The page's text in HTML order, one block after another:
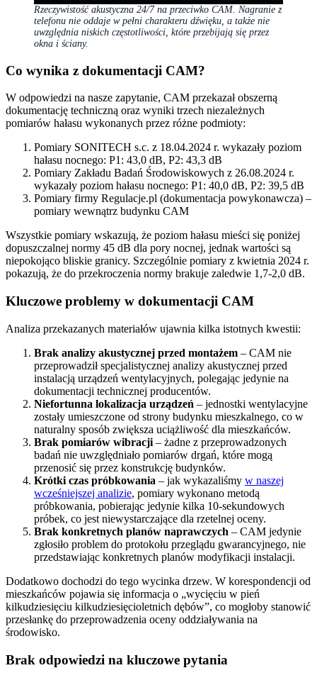
Rzeczywistość akustyczna 24/7 na przeciwko CAM. Nagranie z
telefonu nie oddaje w pełni charakteru dźwięku, a także nie
uwzględnia niskich częstotliwości, które przebijają się przez
okna i ściany.
Co wynika z dokumentacji CAM?
W odpowiedzi na nasze zapytanie, CAM przekazał obszerną
dokumentację techniczną oraz wyniki trzech niezależnych
pomiarów hałasu wykonanych przez różne podmioty:
Pomiary SONITECH s.c. z 18.04.2024 r. wykazały poziom
hałasu nocnego: P1: 43,0 dB, P2: 43,3 dB
Pomiary Zakładu Badań Środowiskowych z 26.08.2024 r.
wykazały poziom hałasu nocnego: P1: 40,0 dB, P2: 39,5 dB
Pomiary firmy Regulacje.pl (dokumentacja powykonawcza) –
pomiary wewnątrz budynku CAM
Wszystkie pomiary wskazują, że poziom hałasu mieści się poniżej
dopuszczalnej normy 45 dB dla pory nocnej, jednak wartości są
niepokojąco bliskie granicy. Szczególnie pomiary z kwietnia 2024 r.
pokazują, że do przekroczenia normy brakuje zaledwie 1,7-2,0 dB.
Kluczowe problemy w dokumentacji CAM
Analiza przekazanych materiałów ujawnia kilka istotnych kwestii:
Brak analizy akustycznej przed montażem – CAM nie
przeprowadził specjalistycznej analizy akustycznej przed
instalacją urządzeń wentylacyjnych, polegając jedynie na
dokumentacji technicznej producentów.
Niefortunna lokalizacja urządzeń – jednostki wentylacyjne
zostały umieszczone od strony budynku mieszkalnego, co w
naturalny sposób zwiększa uciążliwość dla mieszkańców.
Brak pomiarów wibracji – żadne z przeprowadzonych
badań nie uwzględniało pomiarów drgań, które mogą
przenosić się przez konstrukcję budynków.
Krótki czas próbkowania – jak wykazaliśmy w naszej
wcześniejszej analizie, pomiary wykonano metodą
próbkowania, pobierając jedynie kilka 10-sekundowych
próbek, co jest niewystarczające dla rzetelnej oceny.
Brak konkretnych planów naprawczych – CAM jedynie
zgłosiło problem do protokołu przeglądu gwarancyjnego, nie
przedstawiając konkretnych planów modyfikacji instalacji.
Dodatkowo dochodzi do tego wycinka drzew. W korespondencji od
mieszkańców pojawia się informacja o „wycięciu w pień
kilkudziesięciu kilkudziesięcioletnich dębów”, co mogłoby stanowić
przesłankę do przeprowadzenia oceny oddziaływania na
środowisko.
Brak odpowiedzi na kluczowe pytania